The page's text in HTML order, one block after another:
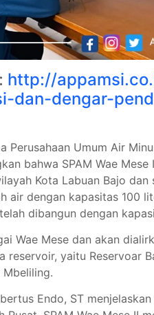
http://
dan-dengar-
Perusahaan Umum Air
bahwa SPAM Wae
Kota Labuan Bajo
air dengan kapasitas 100
dibangun dengan
Wae Mese dan akan
reservoir, yaitu Reservoar
Mbeliling.
Endo, ST